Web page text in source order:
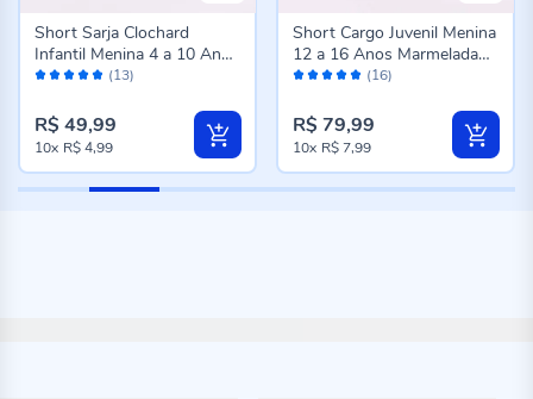
Avaliação: (13)
Short Sarja Clochard
Infantil Menina 4 a 10 Anos
Marmelada Rosa
R$ 49,99
10x R$ 4,99
Avaliação: (16)
Short Cargo Juvenil Menina
12 a 16 Anos Marmelada
Jeans
R$ 79,99
10x R$ 7,99